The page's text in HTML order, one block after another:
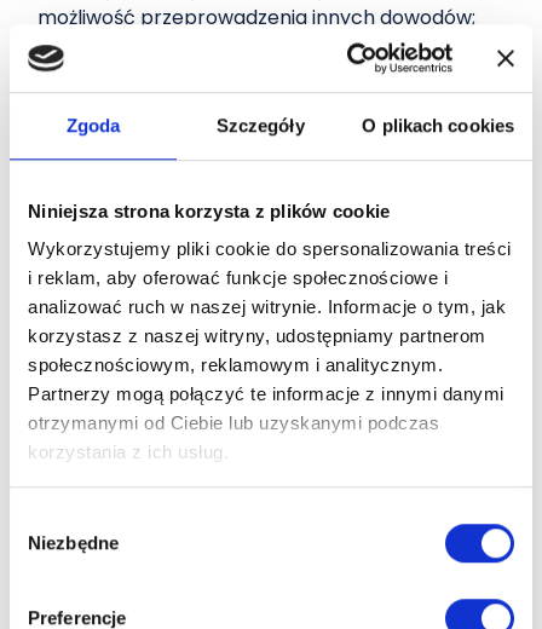
Zgoda Szczegóły O plikach cookies
Niniejsza strona korzysta z plików cookie
Wykorzystujemy pliki cookie do spersonalizowania treści
i reklam, aby oferować funkcje społecznościowe i
analizować ruch w naszej witrynie. Informacje o tym, jak
korzystasz z naszej witryny, udostępniamy partnerom
społecznościowym, reklamowym i analitycznym.
Partnerzy mogą połączyć te informacje z innymi danymi
otrzymanymi od Ciebie lub uzyskanymi podczas
korzystania z ich usług.
zgody
Niezbędne
Preferencje
możliwość przeprowadzenia innych dowodów;
niedopuszczalne jest przedłużanie kontroli
w oparciu o wciąż te same, ogólnikowo wskazane
okoliczności.
Dowodzi to, że ponaglenie i skarga może być
Wojciech Pławiak
doradca podatkowy
Zdjęcie: Unsplash
Sprawdź nasze usługi:sprawy karne skarbowe
Julia Karcz
Radca prawny
julia.karcz@litigato.pl